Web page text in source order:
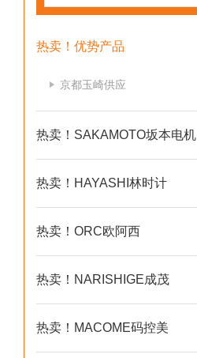
热卖！优势产品
京都玉崎供应
热卖！SAKAMOTO坂本电机
热卖！HAYASHI林时计
热卖！ORC欧阿西
热卖！NARISHIGE成茂
热卖！MACOME码控美